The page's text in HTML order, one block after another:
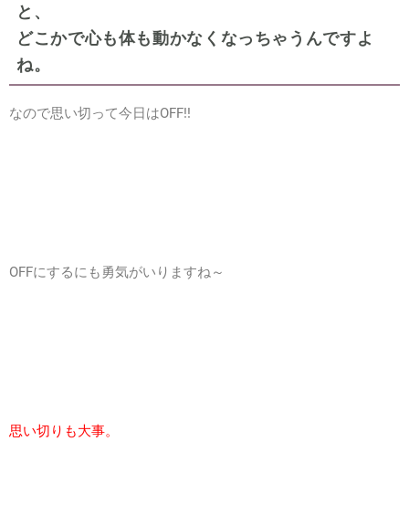
と、
どこかで心も体も動かなくなっちゃうんですよ
ね。
なので思い切って今日はOFF!!
OFFにするにも勇気がいりますね～
思い切りも大事。